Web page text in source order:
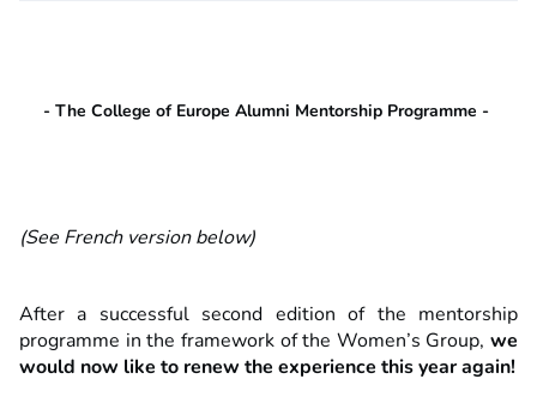
- The College of Europe Alumni Mentorship Programme -
(See French version below)
After a successful second edition of the mentorship
programme in the framework of the Women’s Group, we
would now like to renew the experience this year again!